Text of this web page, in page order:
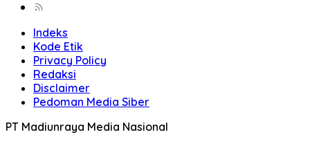
Indeks
Kode Etik
Privacy Policy
Redaksi
Disclaimer
Pedoman Media Siber
PT Madiunraya Media Nasional